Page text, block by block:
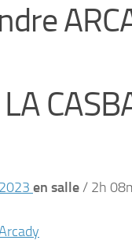
en salle/ 2h